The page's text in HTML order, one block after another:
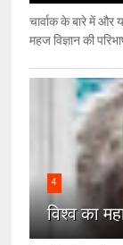
चार्वाक के बारे में और
महज विज्ञान की
4
विश्‍व का